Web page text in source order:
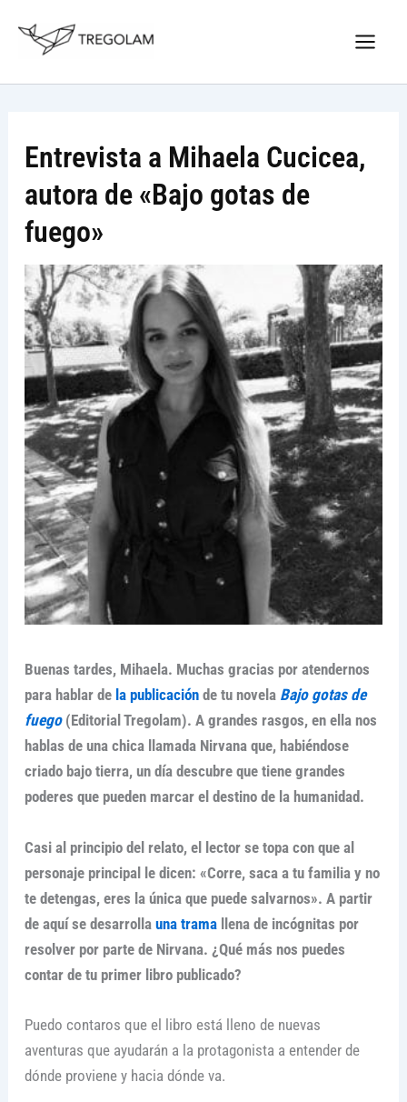
Entrevista a Mihaela Cucicea,
autora de «Bajo gotas de
fuego»
Buenas tardes, Mihaela. Muchas gracias por atendernos
para hablar de la publicaciónde tu novela Bajo gotas de
fuego (Editorial Tregolam). A grandes rasgos, en ella nos
hablas de una chica llamada Nirvana que, habiéndose
criado bajo tierra, un día descubre que tiene grandes
poderes que pueden marcar el destino de la humanidad.
Casi al principio del relato, el lector se topa con que al
personaje principal le dicen: «Corre, saca a tu familia y no
te detengas, eres la única que puede salvarnos». A partir
de aquí se desarrolla una tramallena de incógnitas por
resolver por parte de Nirvana. ¿Qué más nos puedes
contar de tu primer libro publicado?
Puedo contaros que el libro está lleno de nuevas
aventuras que ayudarán a la protagonista a entender de
dónde proviene y hacia dónde va.